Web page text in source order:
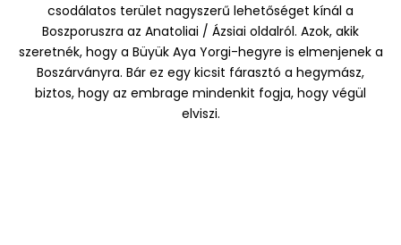
csodálatos terület nagyszerű lehetőséget kínál a
Boszporuszra az Anatoliai / Ázsiai oldalról. Azok, akik
szeretnék, hogy a Büyük Aya Yorgi-hegyre is elmenjenek a
Boszárványra. Bár ez egy kicsit fárasztó a hegymász,
biztos, hogy az embrage mindenkit fogja, hogy végül
elviszi.